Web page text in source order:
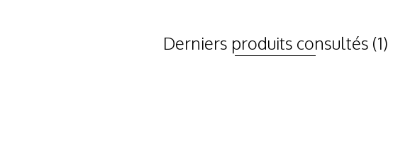
Derniers produits consultés (1)